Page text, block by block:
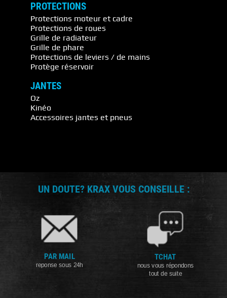
PROTECTIONS
Protections moteur et cadre
Protections de roues
Grille de radiateur
Grille de phare
Protections de leviers / de mains
Protège réservoir
JANTES
Oz
Kinéo
Accessoires jantes et pneus
UN DOUTE? KRAX VOUS CONSEILLE :
PAR MAIL
reponse sous 24h
TCHAT
nous vous répondons
tout de suite